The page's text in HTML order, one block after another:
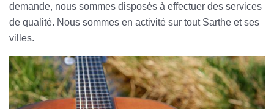
demande, nous sommes disposés à effectuer des services
de qualité. Nous sommes en activité sur tout Sarthe et ses
villes.